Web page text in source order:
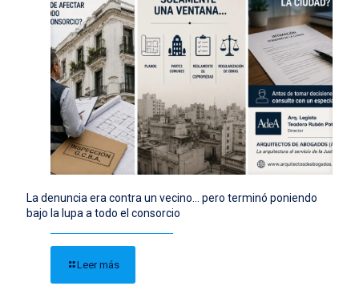
La denuncia era contra un vecino… pero terminó poniendo
bajo la lupa a todo el consorcio
Leer más